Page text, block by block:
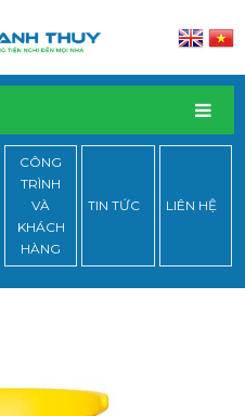
CÔNG
TRÌNH
VÀ
KHÁCH
HÀNG
TIN TỨC LIÊN HỆ